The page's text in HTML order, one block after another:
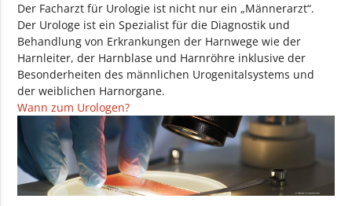
Der Facharzt für Urologie ist nicht nur ein „Männerarzt“.
Der Urologe ist ein Spezialist für die Diagnostik und
Behandlung von Erkrankungen der Harnwege wie der
Harnleiter, der Harnblase und Harnröhre inklusive der
Besonderheiten des männlichen Urogenitalsystems und
der weiblichen Harnorgane.
Wann zum Urologen?